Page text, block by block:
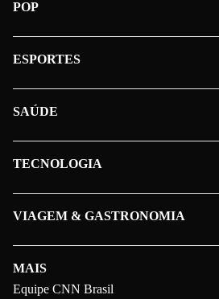
MAIS
Equipe CNN Brasil
POP
ESPORTES
SAÚDE
TECNOLOGIA
VIAGEM & GASTRONOMIA